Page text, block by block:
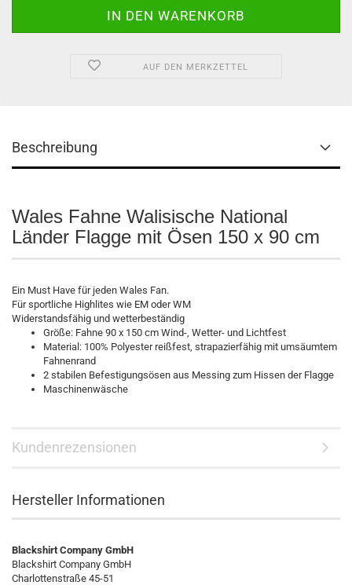
AUF DEN MERKZETTEL
Beschreibung
Wales Fahne Walisische National
Länder Flagge mit Ösen 150 x 90 cm
Ein Must Have für jeden Wales Fan.
Für sportliche Highlites wie EM oder WM
Widerstandsfähig und wetterbeständig
Größe: Fahne 90 x 150 cm Wind-, Wetter- und Lichtfest
Material: 100% Polyester reißfest, strapazierfähig mit umsäumtem
Fahnenrand
2 stabilen Befestigungsösen aus Messing zum Hissen der Flagge
Maschinenwäsche
Kundenrezensionen
Hersteller Informationen
Blackshirt Company GmbH
Blackshirt Company GmbH
Charlottenstraße 45-51